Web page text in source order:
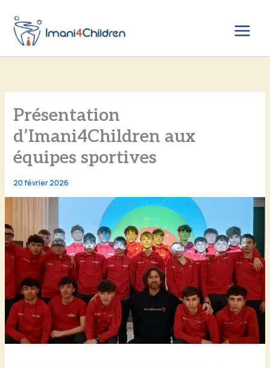
contenu
Présentation
d’Imani4Children aux
équipes sportives
20 février 2026